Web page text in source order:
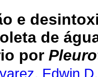
e
de
por
Edwin D.